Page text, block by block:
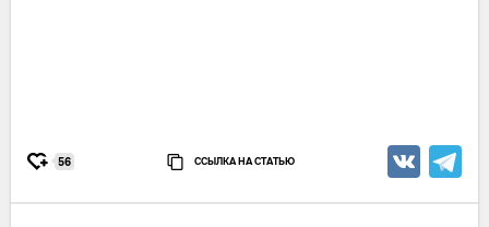
56 ССЫЛКА НА СТАТЬЮ